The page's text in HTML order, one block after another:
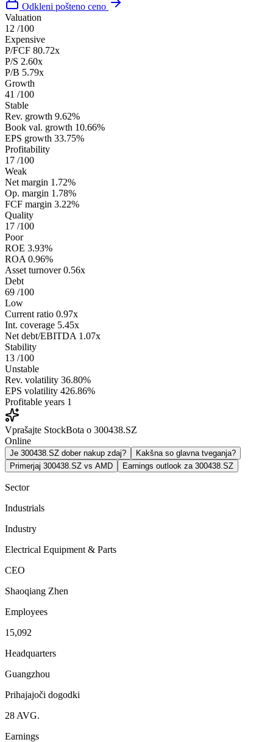
Odkleni pošteno ceno
Valuation
12 /100
Expensive
P/FCF 80.72x
P/S 2.60x
P/B 5.79x
Growth
41 /100
Stable
Rev. growth 9.62%
Book val. growth 10.66%
EPS growth 33.75%
Profitability
17 /100
Weak
Net margin 1.72%
Op. margin 1.78%
FCF margin 3.22%
Quality
17 /100
Poor
ROE 3.93%
ROA 0.96%
Asset turnover 0.56x
Debt
69 /100
Low
Current ratio 0.97x
Int. coverage 5.45x
Net debt/EBITDA 1.07x
Stability
13 /100
Unstable
Rev. volatility 36.80%
EPS volatility 426.86%
Profitable years 1
Vprašajte StockBota o 300438.SZ
Online
Je 300438.SZ dober nakup zdaj?
Kakšna so glavna tveganja?
Primerjaj 300438.SZ vs AMD
Earnings outlook za 300438.SZ
Sector
Industrials
Industry
Electrical Equipment & Parts
CEO
Shaoqiang Zhen
Employees
15,092
Headquarters
Guangzhou
Prihajajoči dogodki
28 AVG.
Earnings